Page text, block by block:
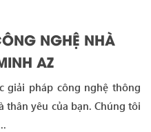
NGHỆ NHÀ
AZ
giải pháp công nghệ thông
yêu của bạn. Chúng tôi